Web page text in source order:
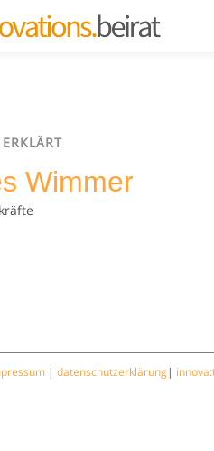
Wimmer
| datenschutzerklärung |